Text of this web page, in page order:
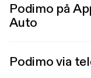
Podimo på
Auto
Podimo via